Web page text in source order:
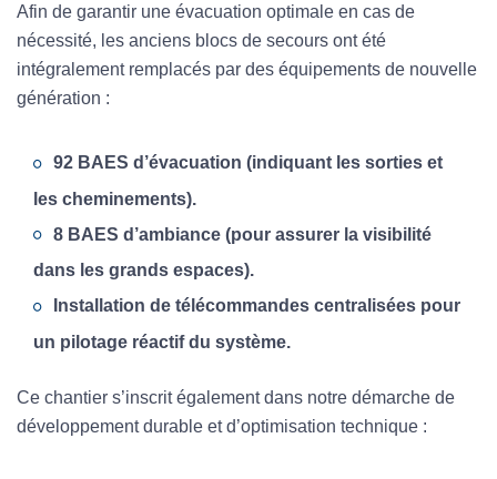
Afin de garantir une évacuation optimale en cas de
nécessité, les anciens blocs de secours ont été
intégralement remplacés par des équipements de nouvelle
génération :
92 BAES d’évacuation (indiquant les sorties et
les cheminements).
8 BAES d’ambiance (pour assurer la visibilité
dans les grands espaces).
Installation de télécommandes centralisées pour
un pilotage réactif du système.
Ce chantier s’inscrit également dans notre démarche de
développement durable et d’optimisation technique :